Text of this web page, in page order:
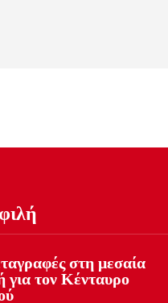
στη μεσαία
για τον Κένταυρο